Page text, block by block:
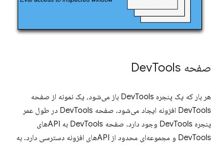
صفحه Dev Tools
هر بار که یک پنجره DevTools باز می‌شود، یک نمونه از صفحه
DevTools افزونه ایجاد می‌شود. صفحه DevTools در طول عمر
پنجره DevTools وجود دارد. صفحه DevTools به APIهای
DevTools و مجموعه‌ای محدود از APIهای افزونه دسترسی دارد. به